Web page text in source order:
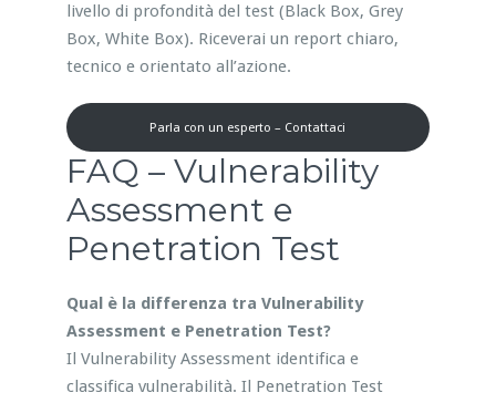
livello di profondità del test (Black Box, Grey
Box, White Box). Riceverai un report chiaro,
tecnico e orientato all’azione.
Parla con un esperto – Contattaci
FAQ – Vulnerability
Assessment e
Penetration Test
Qual è la differenza tra Vulnerability
Assessment e Penetration Test?
Il Vulnerability Assessment identifica e
classifica vulnerabilità. Il Penetration Test